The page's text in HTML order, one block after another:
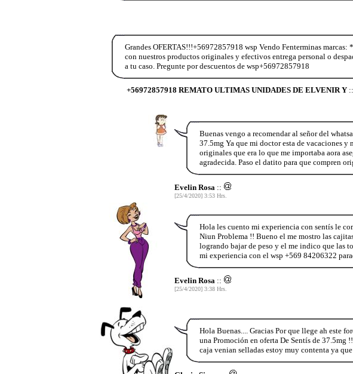
Grandes OFERTAS!!!+56972857918 wsp Vendo Fenterminas
con nuestros productos originales y efectivos entrega personal o
a tu caso. Pregunte por descuentos de wsp+56972857918
+56972857918 REMATO ULTIMAS UNIDADES DE ELVENIR Y::
Buenas vengo a recomendar al señor del
37.5mg Ya que mi doctor esta de vacaciones y
originales que era lo que me importaba aora
agradecida. Paso el datito para que compren
Evelin Rosa ::
[25/4/2020] 3:53 Hrs.
Hola les cuento mi experiencia con sentís le
Niun Problema !! Bueno el me mostro las
logrando bajar de peso y el me indico que las
mi experiencia con el wsp +569 84206322
Evelin Rosa ::
[25/4/2020] 3:38 Hrs.
Hola Buenas.... Gracias Por que llege ah este
una Promoción en oferta De Sentís de
caja venian selladas estoy muy contenta ya